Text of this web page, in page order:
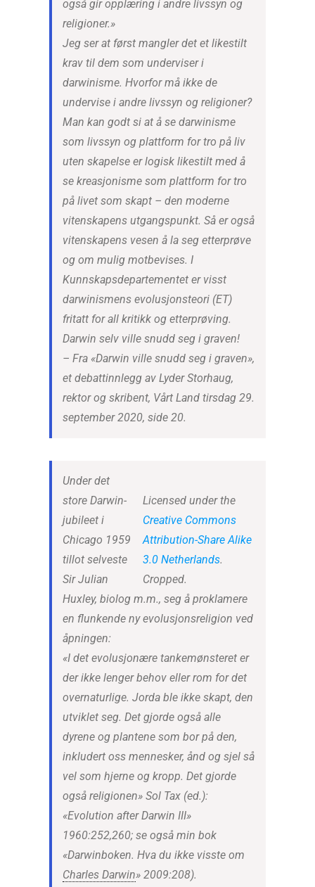
også gir opplæring i andre livssyn og
religioner.»
Jeg ser at først mangler det et likestilt
krav til dem som underviser i
darwinisme. Hvorfor må ikke de
undervise i andre livssyn og religioner?
Man kan godt si at å se darwinisme
som livssyn og plattform for tro på liv
uten skapelse er logisk likestilt med å
se kreasjonisme som plattform for tro
på livet som skapt – den moderne
vitenskapens utgangspunkt. Så er også
vitenskapens vesen å la seg etterprøve
og om mulig motbevises. I
Kunnskapsdepartementet er visst
darwinismens evolusjonsteori (ET)
fritatt for all kritikk og etterprøving.
Darwin selv ville snudd seg i graven!
– Fra «Darwin ville snudd seg i graven»,
et debattinnlegg av Lyder Storhaug,
rektor og skribent, Vårt Land tirsdag 29.
september 2020, side 20.
Licensed under the
Creative Commons
Attribution-Share Alike
3.0 Netherlands.
Cropped.
Under det
store Darwin-
jubileet i
Chicago 1959
tillot selveste
Sir Julian
Huxley, biolog m.m., seg å proklamere
en flunkende ny evolusjonsreligion ved
åpningen:
«I det evolusjonære tankemønsteret er
der ikke lenger behov eller rom for det
overnaturlige. Jorda ble ikke skapt, den
utviklet seg. Det gjorde også alle
dyrene og plantene som bor på den,
inkludert oss mennesker, ånd og sjel så
vel som hjerne og kropp. Det gjorde
også religionen» Sol Tax (ed.):
«Evolution after Darwin III»
1960:252,260; se også min bok
«Darwinboken. Hva du ikke visste om
Charles Darwin» 2009:208).